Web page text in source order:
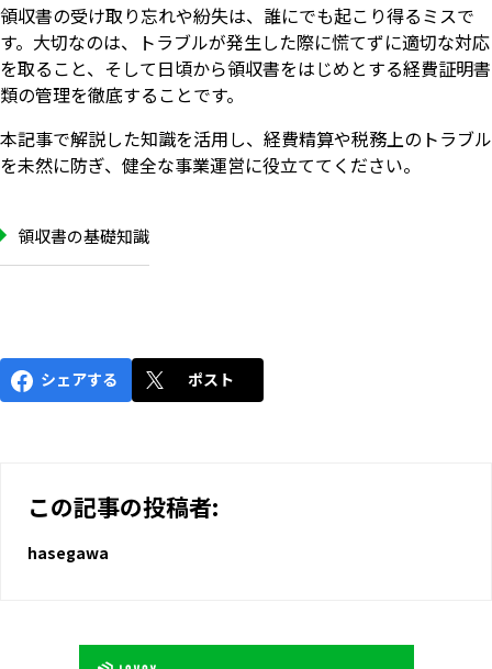
領収書の受け取り忘れや紛失は、誰にでも起こり得るミスで
す。大切なのは、トラブルが発生した際に慌てずに適切な対応
を取ること、そして日頃から領収書をはじめとする経費証明書
類の管理を徹底することです。
本記事で解説した知識を活用し、経費精算や税務上のトラブル
を未然に防ぎ、健全な事業運営に役立ててください。
領収書の基礎知識
シェアする ポスト
この記事の投稿者:
hasegawa